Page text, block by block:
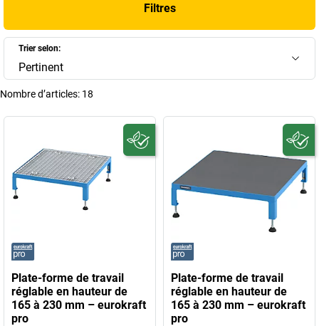
disposition une large sélection de plate-formes de travail
sur le terrain.
Afficher plus
Filtres
Trier selon:
Pertinent
Nombre d’articles: 18
Plate-forme de travail
réglable en hauteur de
165 à 230 mm – eurokraft
pro
Plate-forme de travail
réglable en hauteur de
165 à 230 mm – eurokraft
pro